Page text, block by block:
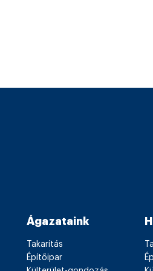
Ágazataink
Takarítás
Építőipar